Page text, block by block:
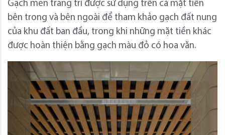
Gạch men trang trí được sử dụng trên cả mặt tiền
bên trong và bên ngoài để tham khảo gạch đất nung
của khu đất ban đầu, trong khi những mặt tiền khác
được hoàn thiện bằng gạch màu đỏ có hoa văn.